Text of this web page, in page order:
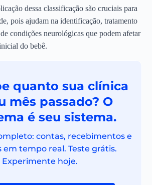
dessa classificação são cruciais para
pois ajudam na identificação, tratamento
condições neurológicas que podem afetar
do bebê.
quanto sua clínica
mês passado? O
é seu sistema.
contas, recebimentos e
em tempo real. Teste grátis.
Experimente hoje.